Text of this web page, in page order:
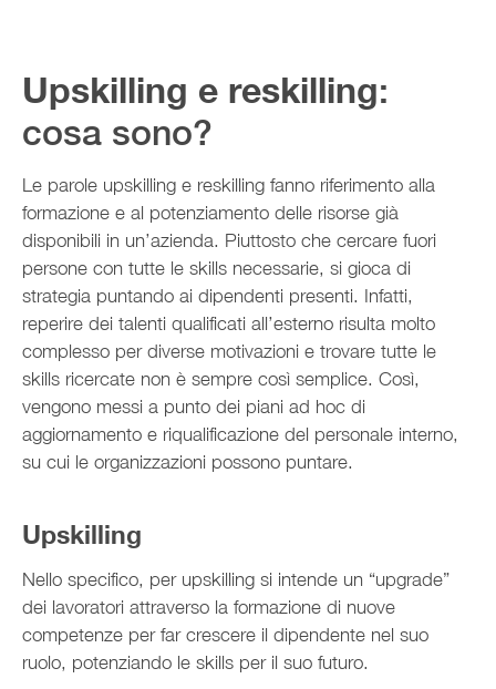
Upskilling e reskilling:
cosa sono?
Le parole upskilling e reskilling fanno riferimento alla
formazione e al potenziamento delle risorse già
disponibili in un’azienda. Piuttosto che cercare fuori
persone con tutte le skills necessarie, si gioca di
strategia puntando ai dipendenti presenti. Infatti,
reperire dei talenti qualificati all’esterno risulta molto
complesso per diverse motivazioni e trovare tutte le
skills ricercate non è sempre così semplice. Così,
vengono messi a punto dei piani ad hoc di
aggiornamento e riqualificazione del personale interno,
su cui le organizzazioni possono puntare.
Upskilling
Nello specifico, per upskilling si intende un “upgrade”
dei lavoratori attraverso la formazione di nuove
competenze per far crescere il dipendente nel suo
ruolo, potenziando le skills per il suo futuro.